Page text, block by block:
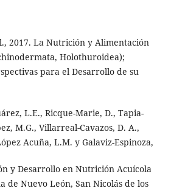
2017. La Nutrición y Alimentación
Holothuroidea);
para el Desarrollo de su
L.E., Ricque-Marie, D., Tapia-
M.G., Villarreal-Cavazos, D. A.,
Acuña, L.M. y Galaviz-Espinoza,
y Desarrollo en Nutrición Acuícola
de Nuevo León, San Nicolás de los